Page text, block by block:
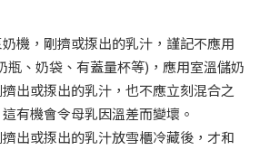
機，剛擠或揼出的乳汁，謹記不應用
瓶、奶袋、有蓋量杯等)，應用室溫儲奶
出或揼出的乳汁，也不應立刻混合之
有機會令母乳因溫差而變壞。
出或揼出的乳汁放雪櫃冷藏後，才和